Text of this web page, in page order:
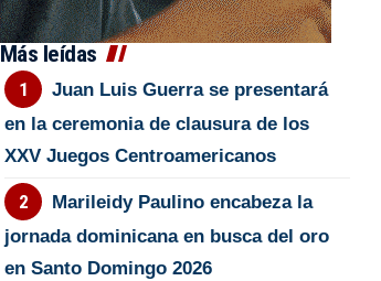
Más leídas
Juan Luis Guerra se presentará
en la ceremonia de clausura de los
XXV Juegos Centroamericanos
Marileidy Paulino encabeza la
jornada dominicana en busca del oro
en Santo Domingo 2026